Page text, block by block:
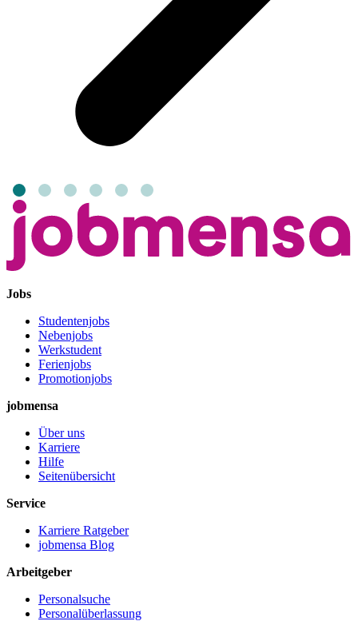
Jobs
Studentenjobs
Nebenjobs
Werkstudent
Ferienjobs
Promotionjobs
jobmensa
Über uns
Karriere
Hilfe
Seitenübersicht
Service
Karriere Ratgeber
jobmensa Blog
Arbeitgeber
Personalsuche
Personalüberlassung